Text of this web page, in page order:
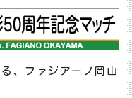
、ファジアーノ岡山